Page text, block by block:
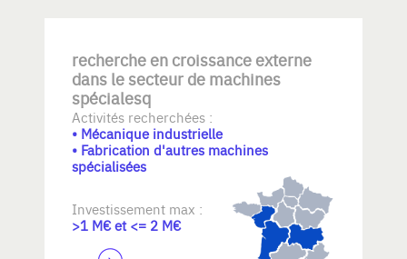
recherche en croissance externe
dans le secteur de machines
spécialesq
Activités recherchées :
• Mécanique industrielle
• Fabrication d'autres machines
spécialisées
Investissement max :
>1 M€ et <= 2 M€